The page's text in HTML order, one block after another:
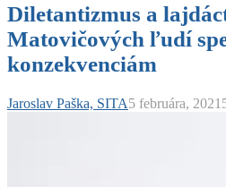
Diletantizmus a
Matovičových ľudí
konzekvenciám
Jaroslav Paška, SITA5 februára, 2021